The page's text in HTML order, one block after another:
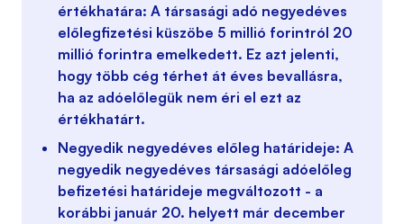
értékhatára: A társasági adó negyedéves
előlegfizetési küszöbe 5 millió forintról 20
millió forintra emelkedett. Ez azt jelenti,
hogy több cég térhet át éves bevallásra,
ha az adóelőlegük nem éri el ezt az
értékhatárt.
Negyedik negyedéves előleg határideje: A
negyedik negyedéves társasági adóelőleg
befizetési határideje megváltozott - a
korábbi január 20. helyett már december